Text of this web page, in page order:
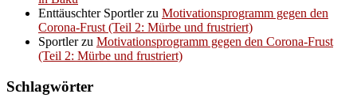
Enttäuschter Sportlerzu Motivationsprogramm gegen den
Corona-Frust (Teil 2: Mürbe und frustriert)
Sportlerzu Motivationsprogramm gegen den Corona-Frust
(Teil 2: Mürbe und frustriert)
Schlagwörter